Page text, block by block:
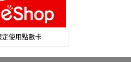
定使用點數卡